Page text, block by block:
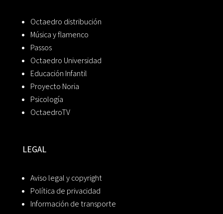
Octaedro distribución
Música y flamenco
Passos
Octaedro Universidad
Educación Infantil
Proyecto Noria
Psicología
OctaedroTV
LEGAL
Aviso legal y copyright
Política de privacidad
Información de transporte